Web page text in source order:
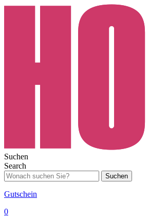
Suchen
Search
Suchen
Gutschein
0